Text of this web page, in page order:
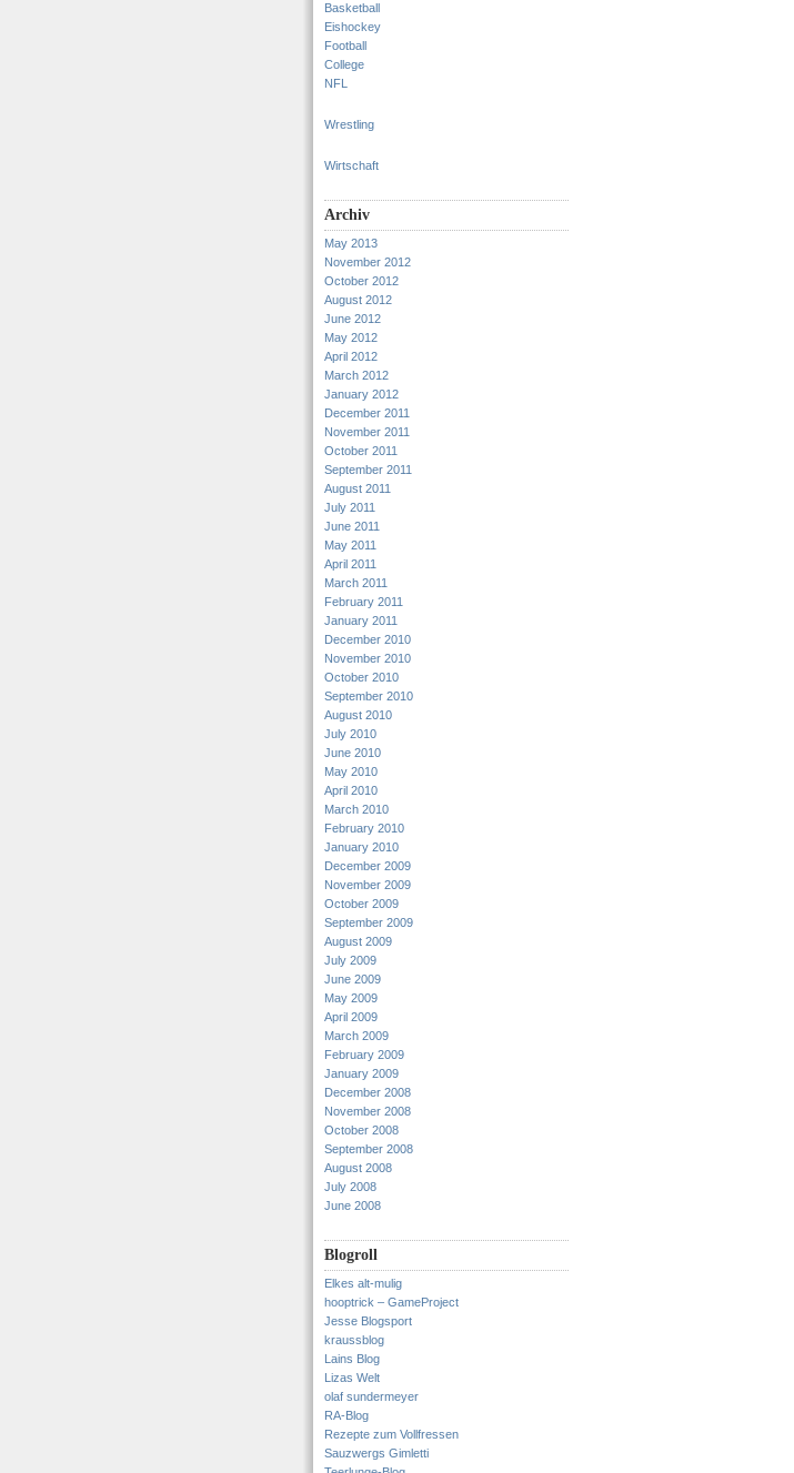
Basketball
Eishockey
Football
College
NFL
Wrestling
Wirtschaft
Archiv
May 2013
November 2012
October 2012
August 2012
June 2012
May 2012
April 2012
March 2012
January 2012
December 2011
November 2011
October 2011
September 2011
August 2011
July 2011
June 2011
May 2011
April 2011
March 2011
February 2011
January 2011
December 2010
November 2010
October 2010
September 2010
August 2010
July 2010
June 2010
May 2010
April 2010
March 2010
February 2010
January 2010
December 2009
November 2009
October 2009
September 2009
August 2009
July 2009
June 2009
May 2009
April 2009
March 2009
February 2009
January 2009
December 2008
November 2008
October 2008
September 2008
August 2008
July 2008
June 2008
Blogroll
Elkes alt-mulig
hooptrick – GameProject
Jesse Blogsport
kraussblog
Lains Blog
Lizas Welt
olaf sundermeyer
RA-Blog
Rezepte zum Vollfressen
Sauzwergs Gimletti